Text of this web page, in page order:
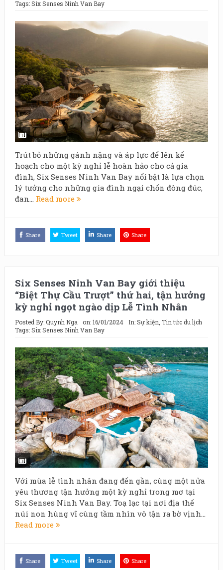
Tags:Six Senses Ninh Van Bay
Trút bỏ những gánh nặng và áp lực để lên kế
hoạch cho một kỳ nghỉ lễ hoàn hảo cho cả gia
đình, Six Senses Ninh Van Bay nổi bật là lựa chọn
lý tưởng cho những gia đình ngại chốn đông đúc,
đan... Read more
Share Tweet Share Share
Six Senses Ninh Van Bay giới thiệu
“Biệt Thự Cầu Trượt” thứ hai, tận hưởng
kỳ nghỉ ngọt ngào dịp Lễ Tình Nhân
Posted By:Quynh Nga on:16/01/2024 In:Sự kiện Tin tức du lịch
Tags:Six Senses Ninh Van Bay
Với mùa lễ tình nhân đang đến gần, cùng một nửa
yêu thương tận hưởng một kỳ nghỉ trong mơ tại
Six Senses Ninh Van Bay. Toạ lạc tại nơi địa thế
núi non hùng vĩ cùng tầm nhìn vô tận ra bờ vịnh...
Read more
Share Tweet Share Share